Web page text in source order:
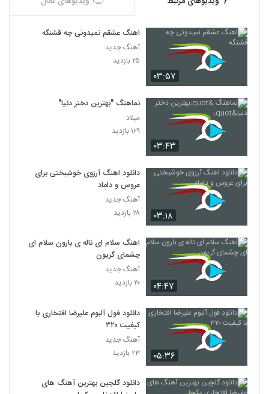
۰۳:۵۷
اهنگ عشقم نمیدونی چه قشنگه
آهنگ جدید
۲۵ بازدید
۰۳:۴۳
نماهنگ "بهترین دختر دنیا"
میلاد
۱۲۹ بازدید
۰۳:۱۸
دانلود اهنگ آرزوی خوشبختی برای
عروس و داماد
آهنگ جدید
۲۸ بازدید
۰۴:۴۷
اهنگ سلام ای ناله ی بارون سلام ای
چشمای گریون
آهنگ جدید
۲۰ بازدید
۰۵:۳۶
دانلود فول آلبوم علیرضا افتخاری با
کیفیت ۳۲۰
آهنگ جدید
۲۳ بازدید
دانلود گلچین بهترین آهنگ های